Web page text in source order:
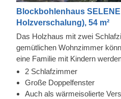
Blockbohlenhaus SELENE
Holzverschalung), 54 m²
Das Holzhaus mit zwei
gemütlichen Wohnzimmer
eine Familie mit Kindern
Option für Großeltern, die
haben und gemütlich Zeit
direkt neben dem Haupthaus.
2 Schlafzimmer
Große Doppelfenster
Auch als wärmeisolierte